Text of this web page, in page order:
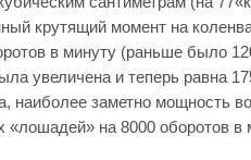
крутящий момент на
в минуту (раньше было
увеличена и теперь равна
наиболее заметно мощность
на 8000 оборотов в